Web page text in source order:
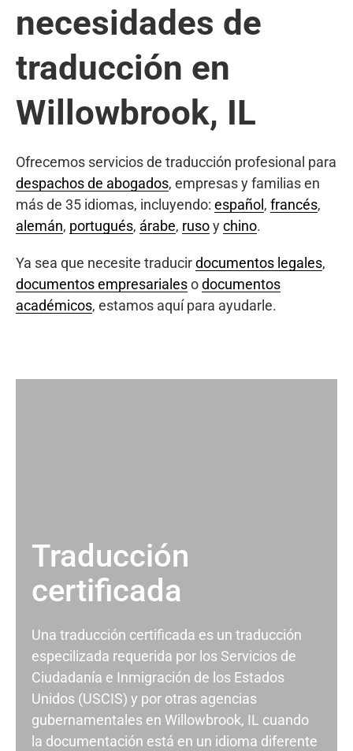
necesidades de
traducción en
Willowbrook, IL
Ofrecemos servicios de traducción profesional para
despachos de abogados, empresas y familias en
más de 35 idiomas, incluyendo: español , francés,
alemán, portugués, árabe, rusoychino.
Ya sea que necesite traducirdocumentos legales,
documentos empresarialesodocumentos
académicos, estamos aquí para ayudarle.
Traducción
certificada
Una traducción certificada es un traducción
especilizada requerida por los Servicios de
Ciudadanía e Inmigración de los Estados
Unidos (USCIS) y por otras agencias
gubernamentales en Willowbrook, IL cuando
la documentación está en un idioma diferente